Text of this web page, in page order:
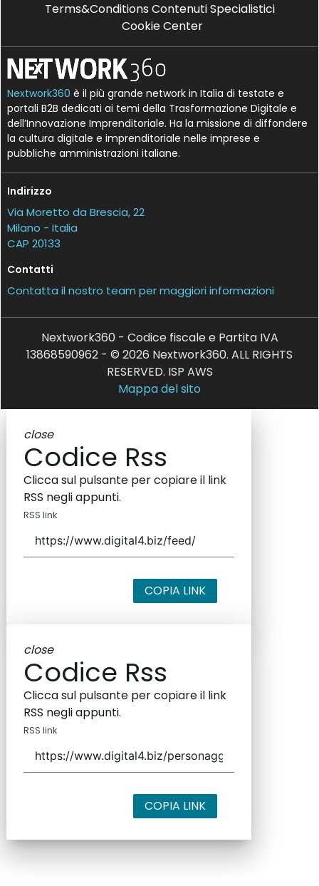
Terms&Conditions Contenuti Specialistici
Cookie Center
Nextwork360 è il più grande network in Italia di testate e
portali B2B dedicati ai temi della Trasformazione Digitale e
dell’Innovazione Imprenditoriale. Ha la missione di diffondere
la cultura digitale e imprenditoriale nelle imprese e
pubbliche amministrazioni italiane.
Indirizzo
Via Moretto da Brescia, 22
Milano - Italia
CAP 20133
Contatti
Contatta il nostro team per maggiori informazioni
Nextwork360 - Codice fiscale e Partita IVA
13868590962 - © 2026 Nextwork360. ALL RIGHTS
RESERVED. ISP AWS
Mappa del sito
close
Codice Rss
Clicca sul pulsante per copiare il link
RSS negli appunti.
RSS link
COPIA LINK
close
Codice Rss
Clicca sul pulsante per copiare il link
RSS negli appunti.
RSS link
COPIA LINK